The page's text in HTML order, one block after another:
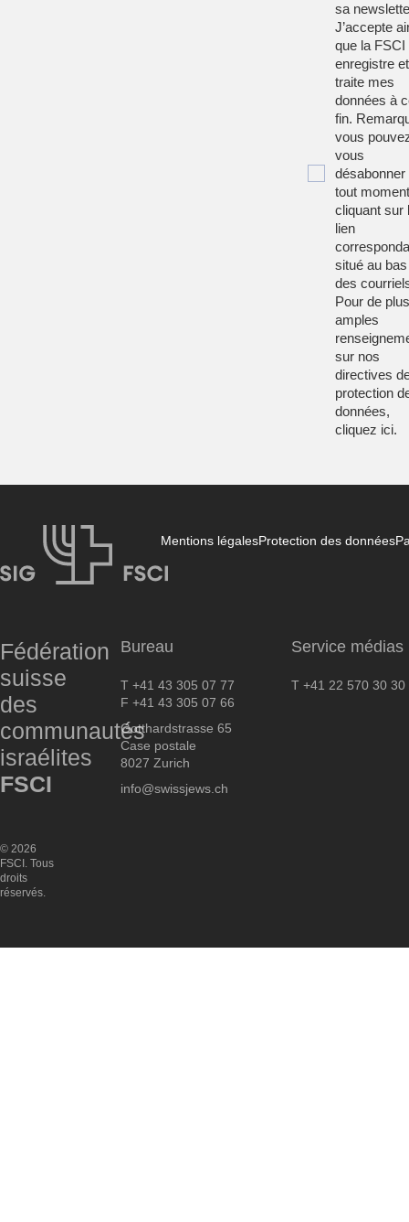
sa
J’accepte
que la FSCI
enregistre et
traite mes
données à
fin.
vous
vous
désabonner
tout
cliquant sur
lien
situé au bas
des
Pour de plus
amples
sur nos
directives
protection
données,
cliquez ici.
Mentions légalesProtection des données
Fédération
suisse
des
communautés
israélites
FSCI
Bureau
T +41 43 305 07 77
F +41 43 305 07 66
Gotthardstrasse 65
Case postale
8027 Zurich
info@swissjews.ch
Service médias
T +41 22 570 30 30
© 2026
FSCI. Tous
droits
réservés.